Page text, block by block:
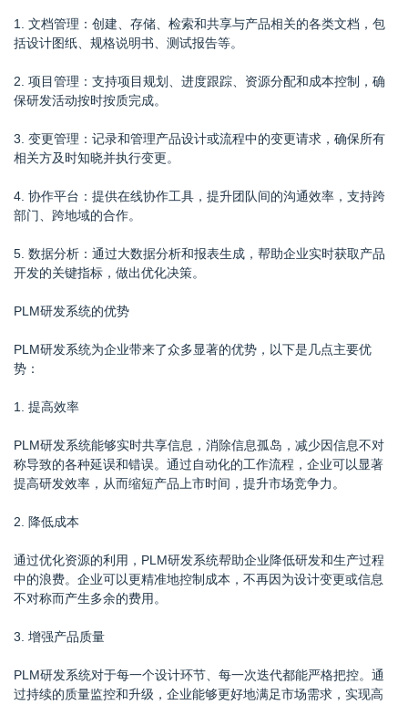
1. 文档管理：创建、存储、检索和共享与产品相关的各类文档，包
括设计图纸、规格说明书、测试报告等。
2. 项目管理：支持项目规划、进度跟踪、资源分配和成本控制，确
保研发活动按时按质完成。
3. 变更管理：记录和管理产品设计或流程中的变更请求，确保所有
相关方及时知晓并执行变更。
4. 协作平台：提供在线协作工具，提升团队间的沟通效率，支持跨
部门、跨地域的合作。
5. 数据分析：通过大数据分析和报表生成，帮助企业实时获取产品
开发的关键指标，做出优化决策。
PLM研发系统的优势
PLM研发系统为企业带来了众多显著的优势，以下是几点主要优
势：
1. 提高效率
PLM研发系统能够实时共享信息，消除信息孤岛，减少因信息不对
称导致的各种延误和错误。通过自动化的工作流程，企业可以显著
提高研发效率，从而缩短产品上市时间，提升市场竞争力。
2. 降低成本
通过优化资源的利用，PLM研发系统帮助企业降低研发和生产过程
中的浪费。企业可以更精准地控制成本，不再因为设计变更或信息
不对称而产生多余的费用。
3. 增强产品质量
PLM研发系统对于每一个设计环节、每一次迭代都能严格把控。通
过持续的质量监控和升级，企业能够更好地满足市场需求，实现高